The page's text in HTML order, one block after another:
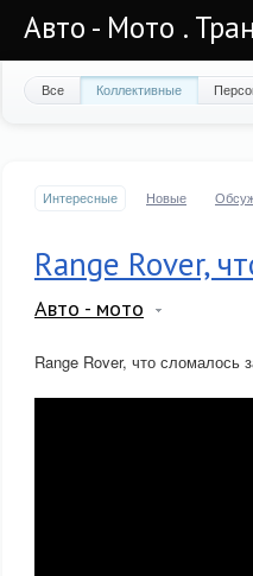
Авто - Мото .
Все Коллективные
Интересные Новые
Range Rover,
Авто - мото
Range Rover, что сломалось